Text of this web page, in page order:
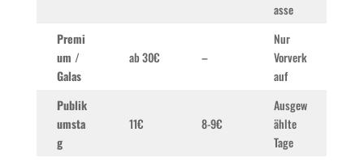
asse
Premi
um /
Galas
ab 30€ –
Nur
Vorverk
auf
Publik
umsta
g
11€ 8-9€
Ausgew
ählte
Tage